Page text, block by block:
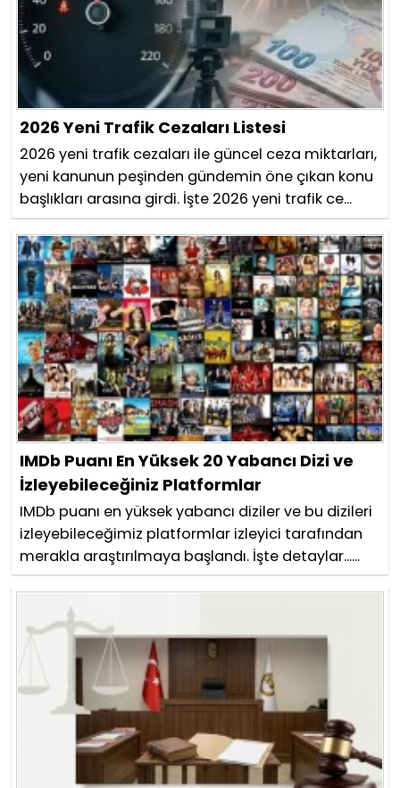
2026 Yeni Trafik Cezaları Listesi
2026 yeni trafik cezaları ile güncel ceza miktarları,
yeni kanunun peşinden gündemin öne çıkan konu
başlıkları arasına girdi. İşte 2026 yeni trafik ce...
IMDb Puanı En Yüksek 20 Yabancı Dizi ve
İzleyebileceğiniz Platformlar
IMDb puanı en yüksek yabancı diziler ve bu dizileri
izleyebileceğimiz platformlar izleyici tarafından
merakla araştırılmaya başlandı. İşte detaylar......